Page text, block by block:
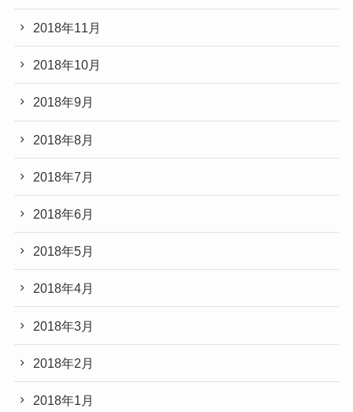
2018年11月
2018年10月
2018年9月
2018年8月
2018年7月
2018年6月
2018年5月
2018年4月
2018年3月
2018年2月
2018年1月